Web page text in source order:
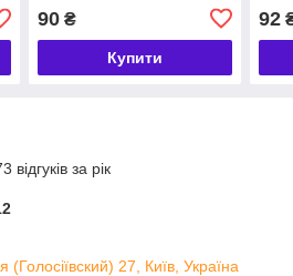
90₴
Купити
92
за рік
27, Київ, Україна